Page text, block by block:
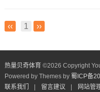
‹‹ 1 ››
热量贝奇体育 ©2026 Copyright
Powered by Themes by 蜀ICP备
联系我们
留言建议 网站管